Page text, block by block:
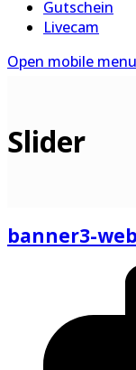
Gutschein
Livecam
Open mobile menu
Slider
banner3-